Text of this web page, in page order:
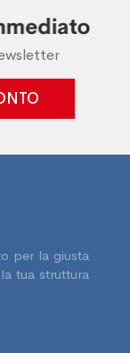
per la giusta
tua struttura